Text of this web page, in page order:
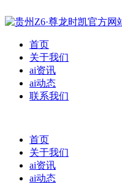
首页
关于我们
ai资讯
ai动态
联系我们
首页
关于我们
ai资讯
ai动态